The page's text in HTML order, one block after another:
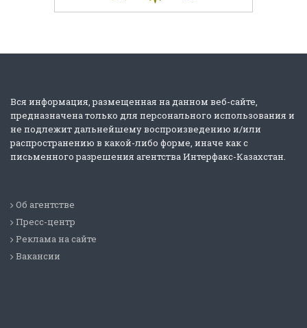
Вся информация, размещенная на данном веб-сайте,
предназначена только для персонального использования и
не подлежит дальнейшему воспроизведению и/или
распространению в какой-либо форме, иначе как с
письменного разрешения агентства Интерфакс-Казахстан.
Об агентстве
Пресс-центр
Реклама на сайте
Вакансии